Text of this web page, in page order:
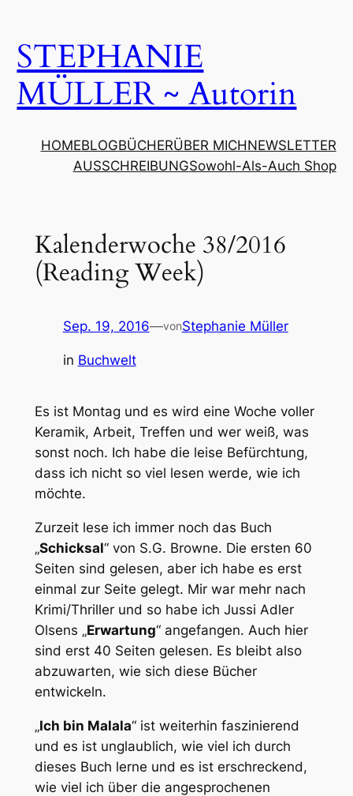
springen
STEPHANIE
MÜLLER ~ Autorin
HOMEBLOGBÜCHERÜBER MICHNEWSLETTER
AUSSCHREIBUNGSowohl-Als-Auch Shop
Kalenderwoche 38/2016
(Reading Week)
Sep. 19, 2016—vonStephanie Müller
in Buchwelt
Es ist Montag und es wird eine Woche voller
Keramik, Arbeit, Treffen und wer weiß, was
sonst noch. Ich habe die leise Befürchtung,
dass ich nicht so viel lesen werde, wie ich
möchte.
Zurzeit lese ich immer noch das Buch
„Schicksal“ von S.G. Browne. Die ersten 60
Seiten sind gelesen, aber ich habe es erst
einmal zur Seite gelegt. Mir war mehr nach
Krimi/Thriller und so habe ich Jussi Adler
Olsens „Erwartung“ angefangen. Auch hier
sind erst 40 Seiten gelesen. Es bleibt also
abzuwarten, wie sich diese Bücher
entwickeln.
„Ich bin Malala“ ist weiterhin faszinierend
und es ist unglaublich, wie viel ich durch
dieses Buch lerne und es ist erschreckend,
wie viel ich über die angesprochenen